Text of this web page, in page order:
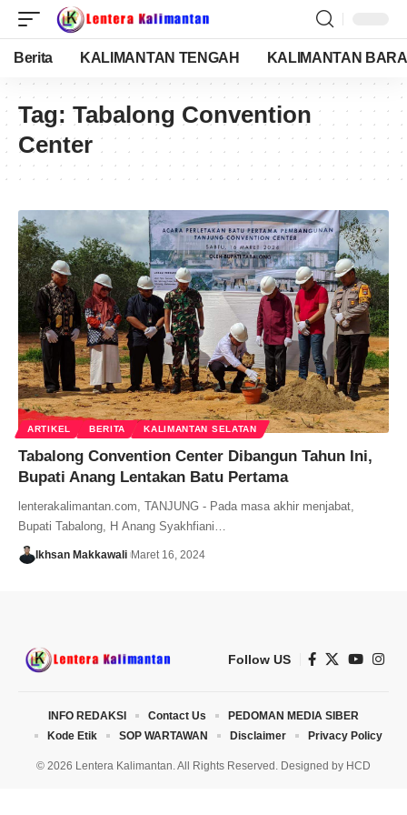
Berita KALIMANTAN TENGAH KALIMANTAN
Tag: Tabalong Convention
Center
ARTIKEL BERITA KALIMANTAN SELATAN
Tabalong Convention Center Dibangun Tahun Ini,
Bupati Anang Lentakan Batu Pertama
lenterakalimantan.com, TANJUNG - Pada masa akhir menjabat,
Bupati Tabalong, H Anang Syakhfiani…
Ikhsan Makkawali Maret 16, 2024
Follow US
© 2026 Lentera Kalimantan. All Rights Reserved. Designed by HCD
INFO REDAKSI Contact Us
PEDOMAN MEDIA SIBER
Kode Etik
SOP WARTAWAN Disclaimer Privacy Policy